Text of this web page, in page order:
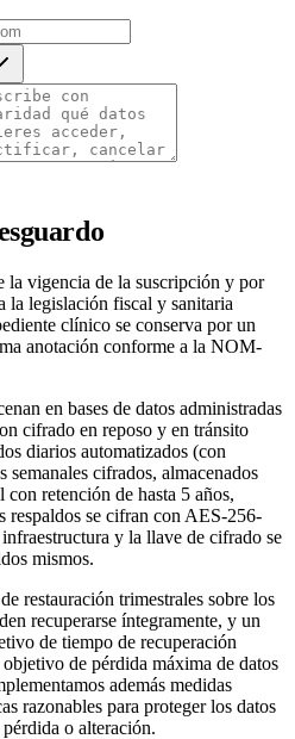
la vigencia de la suscripción y por
la legislación fiscal y sanitaria
clínico se conserva por un
anotación conforme a la NOM-
en bases de datos administradas
cifrado en reposo y en tránsito
diarios automatizados (con
semanales cifrados, almacenados
retención de hasta 5 años,
se cifran con AES-256-
y la llave de cifrado se
mismos.
restauración trimestrales sobre los
recuperarse íntegramente, y un
de tiempo de recuperación
de pérdida máxima de datos
además medidas
razonables para proteger los datos
o alteración.